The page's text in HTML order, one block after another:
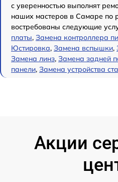
с уверенностью выполнят
наших мастеров в Самаре по
востребованы следующие
платы, Замена контроллера
Юстировка, Замена вспышки,
Замена линз, Замена задней
панели, Замена устройства
Акции